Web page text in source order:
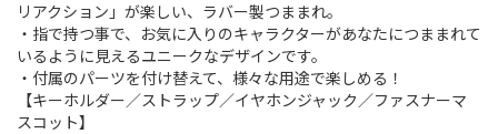
リアクション」が楽しい、ラバー製つままれ。
・指で持つ事で、お気に入りのキャラクターがあなたにつままれて
いるように見えるユニークなデザインです。
・付属のパーツを付け替えて、様々な用途で楽しめる！
【キーホルダー／ストラップ／イヤホンジャック／ファスナーマ
スコット】